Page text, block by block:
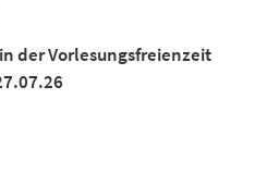
der Vorlesungsfreienzeit